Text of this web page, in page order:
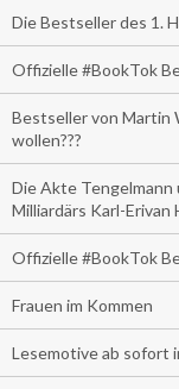
Die Bestseller des 1.
Offizielle #BookTok
Bestseller von Martin
wollen???
Die Akte Tengelmann
Milliardärs Karl-Erivan
Offizielle #BookTok
Frauen im Kommen
Lesemotive ab sofort